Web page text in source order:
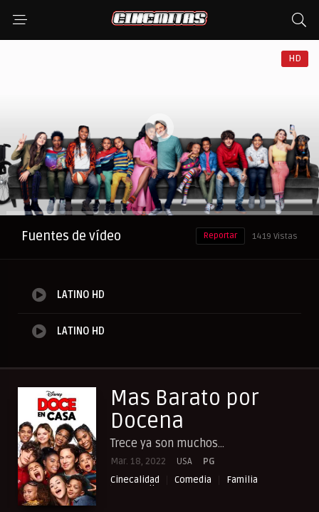
HD
Anuncio
Fuentes de vídeo 1419 Vistas
Reportar
LATINO HD
LATINO HD
Mas Barato por
Docena
Trece ya son muchos...
Mar. 18, 2022 USA
PG
Cinecalidad
Comedia
Familia
NewPelis org